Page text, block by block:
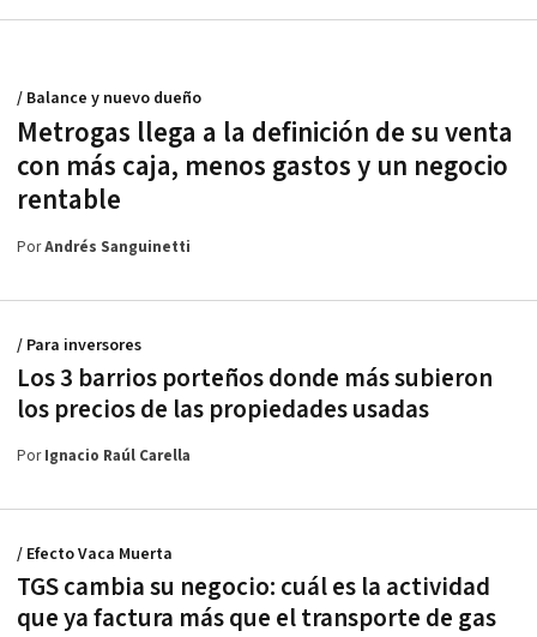
Metrogas llega a la definición de su venta
con más caja, menos gastos y un negocio
rentable
/ Balance y nuevo dueño
PorAndrés Sanguinetti
Los 3 barrios porteños donde más subieron
los precios de las propiedades usadas
/ Para inversores
PorIgnacio Raúl Carella
TGS cambia su negocio: cuál es la actividad
que ya factura más que el transporte de gas
/ Efecto Vaca Muerta